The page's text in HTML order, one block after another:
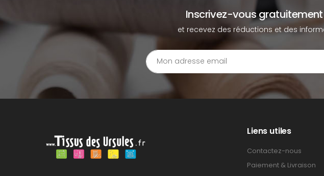
Inscrivez-vous gratuitement
et recevez des réductions et des
Liens utiles
Contactez-nous
Paiement & Livraison